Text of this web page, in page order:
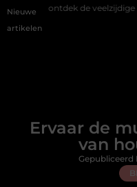
Nieuwe
artikelen
veelzijdige smaken van Azië
Ervaar de
van
Gepubliceerd